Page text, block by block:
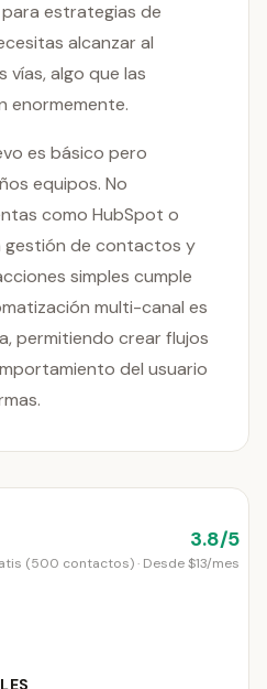
estrategias de
alcanzar al
algo que las
enormemente.
es básico pero
equipos. No
como HubSpot o
gestión de contactos y
simples cumple
multi-canal es
permitiendo crear flujos
del usuario
3.8/5
(500 contactos) · Desde $13/mes